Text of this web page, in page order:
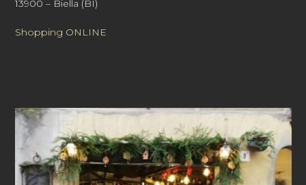
13900 – Biella (BI)
Shopping ONLINE